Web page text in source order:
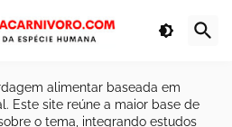
alimentar baseada em
Este site reúne a maior base de
o tema, integrando estudos